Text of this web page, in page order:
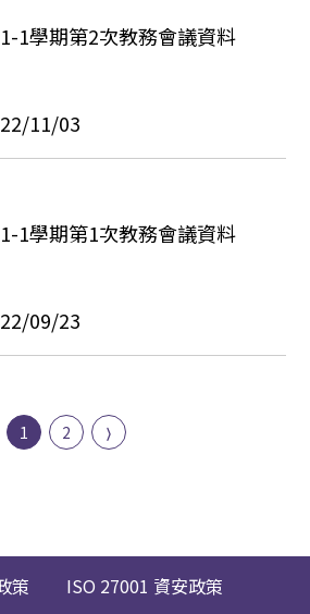
1學期第2次教務會議資料
11/03
1學期第1次教務會議資料
09/23
1 2
策 ISO 27001 資安政策